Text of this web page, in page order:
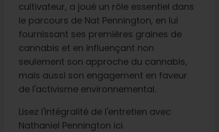
cultivateur, a joué un rôle essentiel dans
le parcours de Nat Pennington, en lui
fournissant ses premières graines de
cannabis et en influençant non
seulement son approche du cannabis,
mais aussi son engagement en faveur
de l'activisme environnemental.
Lisez l'intégralité de l'entretien avec
Nathaniel Pennington ici.